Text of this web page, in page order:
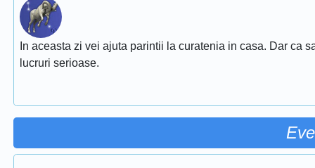
In aceasta zi vei ajuta parintii la curatenia in casa. Dar ca
lucruri serioase.